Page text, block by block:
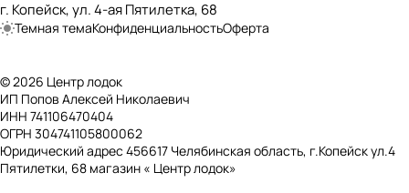
г. Копейск, ул. 4-ая Пятилетка, 68
Темная темаКонфиденциальностьОферта
© 2026 Центр лодок
ИП Попов Алексей Николаевич
ИНН 741106470404
ОГРН 304741105800062
Юридический адрес 456617 Челябинская область, г.Копейск ул.4
Пятилетки, 68 магазин « Центр лодок»